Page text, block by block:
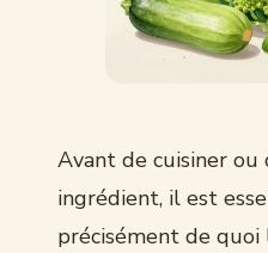
Avant de cuisiner ou
ingrédient, il est
précisément de quoi